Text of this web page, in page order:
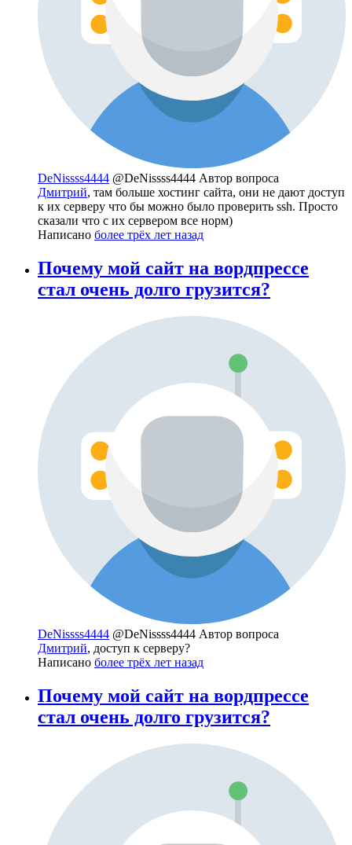
DeNissss4444 @DeNissss4444 Автор вопроса
Дмитрий, там больше хостинг сайта, они не дают доступ
к их серверу что бы можно было проверить ssh. Просто
сказали что с их сервером все норм)
Написано более трёх лет назад
Почему мой сайт на вордпрессе
стал очень долго грузится?
DeNissss4444 @DeNissss4444 Автор вопроса
Дмитрий, доступ к серверу?
Написано более трёх лет назад
Почему мой сайт на вордпрессе
стал очень долго грузится?